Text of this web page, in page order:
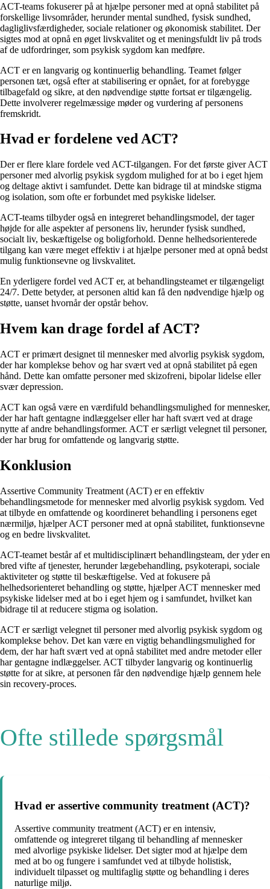
ACT-teams fokuserer på at hjælpe personer med at opnå stabilitet på
forskellige livsområder, herunder mental sundhed, fysisk sundhed,
dagliglivsfærdigheder, sociale relationer og økonomisk stabilitet. Der
sigtes mod at opnå en øget livskvalitet og et meningsfuldt liv på trods
af de udfordringer, som psykisk sygdom kan medføre.
ACT er en langvarig og kontinuerlig behandling. Teamet følger
personen tæt, også efter at stabilisering er opnået, for at forebygge
tilbagefald og sikre, at den nødvendige støtte fortsat er tilgængelig.
Dette involverer regelmæssige møder og vurdering af personens
fremskridt.
Hvad er fordelene ved ACT?
Der er flere klare fordele ved ACT-tilgangen. For det første giver ACT
personer med alvorlig psykisk sygdom mulighed for at bo i eget hjem
og deltage aktivt i samfundet. Dette kan bidrage til at mindske stigma
og isolation, som ofte er forbundet med psykiske lidelser.
ACT-teams tilbyder også en integreret behandlingsmodel, der tager
højde for alle aspekter af personens liv, herunder fysisk sundhed,
socialt liv, beskæftigelse og boligforhold. Denne helhedsorienterede
tilgang kan være meget effektiv i at hjælpe personer med at opnå bedst
mulig funktionsevne og livskvalitet.
En yderligere fordel ved ACT er, at behandlingsteamet er tilgængeligt
24/7. Dette betyder, at personen altid kan få den nødvendige hjælp og
støtte, uanset hvornår der opstår behov.
Hvem kan drage fordel af ACT?
ACT er primært designet til mennesker med alvorlig psykisk sygdom,
der har komplekse behov og har svært ved at opnå stabilitet på egen
hånd. Dette kan omfatte personer med skizofreni, bipolar lidelse eller
svær depression.
ACT kan også være en værdifuld behandlingsmulighed for mennesker,
der har haft gentagne indlæggelser eller har haft svært ved at drage
nytte af andre behandlingsformer. ACT er særligt velegnet til personer,
der har brug for omfattende og langvarig støtte.
Konklusion
Assertive Community Treatment (ACT) er en effektiv
behandlingsmetode for mennesker med alvorlig psykisk sygdom. Ved
at tilbyde en omfattende og koordineret behandling i personens eget
nærmiljø, hjælper ACT personer med at opnå stabilitet, funktionsevne
og en bedre livskvalitet.
ACT-teamet består af et multidisciplinært behandlingsteam, der yder en
bred vifte af tjenester, herunder lægebehandling, psykoterapi, sociale
aktiviteter og støtte til beskæftigelse. Ved at fokusere på
helhedsorienteret behandling og støtte, hjælper ACT mennesker med
psykiske lidelser med at bo i eget hjem og i samfundet, hvilket kan
bidrage til at reducere stigma og isolation.
ACT er særligt velegnet til personer med alvorlig psykisk sygdom og
komplekse behov. Det kan være en vigtig behandlingsmulighed for
dem, der har haft svært ved at opnå stabilitet med andre metoder eller
har gentagne indlæggelser. ACT tilbyder langvarig og kontinuerlig
støtte for at sikre, at personen får den nødvendige hjælp gennem hele
sin recovery-proces.
Ofte stillede spørgsmål
Hvad er assertive community treatment (ACT)?
Assertive community treatment (ACT) er en intensiv,
omfattende og integreret tilgang til behandling af mennesker
med alvorlige psykiske lidelser. Det sigter mod at hjælpe dem
med at bo og fungere i samfundet ved at tilbyde holistisk,
individuelt tilpasset og multifaglig støtte og behandling i deres
naturlige miljø.